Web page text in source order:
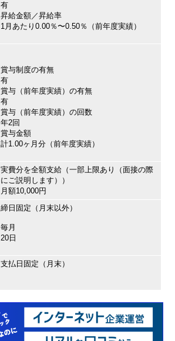
有
昇給金額／昇給率
1月あたり0.00％〜0.50％（前年度実績）
賞与制度の有無
有
賞与（前年度実績）の有無
有
賞与（前年度実績）の回数
年2回
賞与金額
計1.00ヶ月分（前年度実績）
実費分を全額支給（一部上限あり（面接の際
にご説明します））
月額10,000円
締日固定（月末以外）
毎月
20日
支払日固定（月末）